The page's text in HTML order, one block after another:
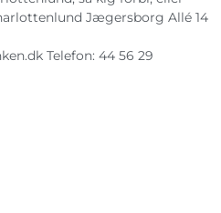
Jægersborg Allé 14
Telefon: 44 56 29